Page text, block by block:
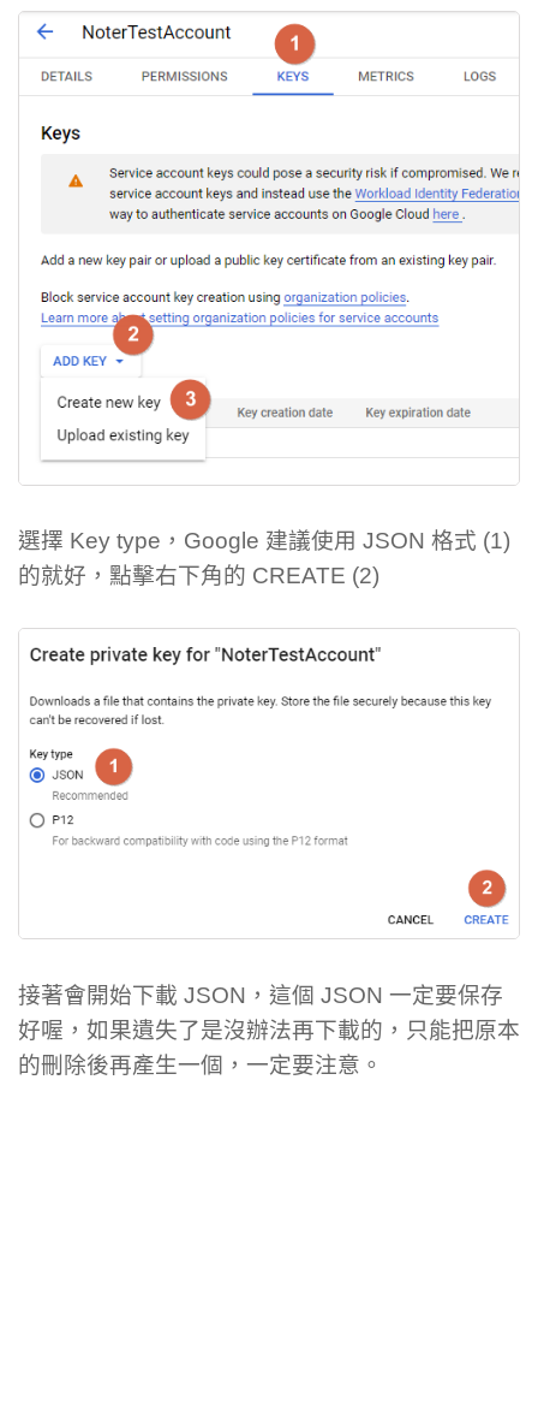
選擇 Key type，Google 建議使用 JSON 格式 (1)
的就好，點擊右下角的 CREATE (2)
接著會開始下載 JSON，這個 JSON 一定要保存
好喔，如果遺失了是沒辦法再下載的，只能把原本
的刪除後再產生一個，一定要注意。